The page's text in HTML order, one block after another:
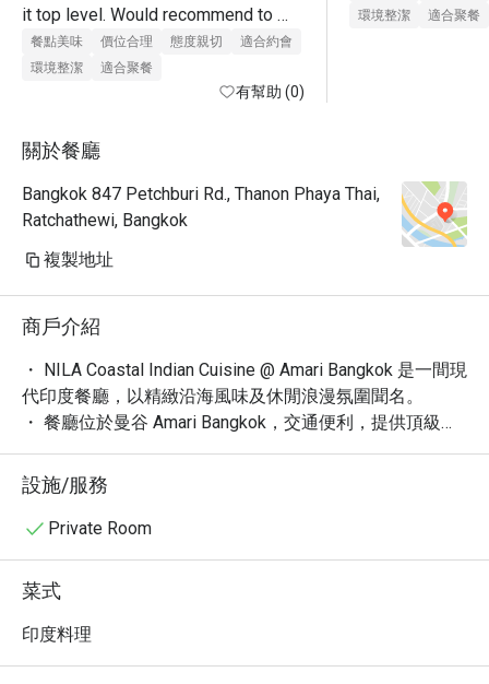
it top level. Would recommend to
anyone.
餐點美味 價位合理 態度親切
適合約會
環境整潔
適合聚餐
有幫助 (0)
環境整潔
適合聚餐
關於餐廳
Bangkok 847 Petchburi Rd., Thanon Phaya Thai,
Ratchathewi, Bangkok
複製地址
商戶介紹
・ NILA Coastal Indian Cuisine @ Amari Bangkok 是一間現
代印度餐廳，以精緻沿海風味及休閒浪漫氛圍聞名。
・ 餐廳位於曼谷 Amari Bangkok，交通便利，提供頂級用
餐體驗，獲近 300 則 4.9 星顧客好評。
・ 探索主廚精心策劃的品嚐菜單，品嚐佩里佩里、香煎紅
鯛魚等招牌佳餚，豐富的全素、素食及有機選項亦不容錯
過。
創意雞尾酒，是享用午餐、晚餐或獨自品味的理想去處。
・ 立即透過 Eatigo 預訂 NILA Coastal Indian Cuisine，享
受最高 5 折優惠，體驗曼谷最受歡迎的現代印度美食之
設施/服務
Private Room
菜式
印度料理